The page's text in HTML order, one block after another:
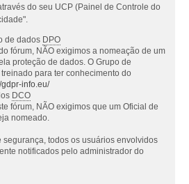
do seu UCP (Painel de Controle do
de dados DPO
fórum, NÃO exigimos a nomeação de um
proteção de dados. O Grupo de
para ter conhecimento do
gdpr-info.eu/
DCO
fórum, NÃO exigimos que um Oficial de
nomeado.
segurança, todos os usuários envolvidos
notificados pelo administrador do